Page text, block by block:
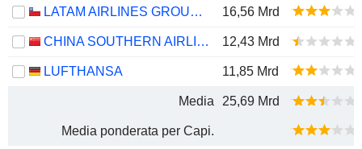
LATAM AIRLINES GROUP S.A.
16,56 Mrd
CHINA SOUTHERN AIRLINES COMPANY LIMITED 12,43 Mrd
LUFTHANSA 11,85 Mrd
Media 25,69 Mrd
Media ponderata per Capi.